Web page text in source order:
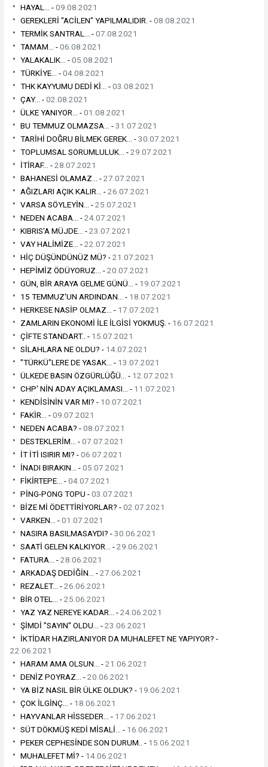
HAYAL... -09.08.2021
GEREKLERİ "ACİLEN" YAPILMALIDIR. -08.08.2021
TERMİK SANTRAL... -07.08.2021
TAMAM... -06.08.2021
YALAKALIK... -05.08.2021
TÜRKİYE... -04.08.2021
THK KAYYUMU DEDİ Kİ... -03.08.2021
ÇAY... -02.08.2021
ÜLKE YANIYOR... -01.08.2021
BU TEMMUZ OLMAZSA... -31.07.2021
TARİHİ DOĞRU BİLMEK GEREK... -30.07.2021
TOPLUMSAL SORUMLULUK... -29.07.2021
İTİRAF... -28.07.2021
BAHANESİ OLAMAZ... -27.07.2021
AĞIZLARI AÇIK KALIR... -26.07.2021
VARSA SÖYLEYİN... -25.07.2021
NEDEN ACABA... -24.07.2021
KIBRIS'A MÜJDE... -23.07.2021
VAY HALİMİZE... -22.07.2021
HİÇ DÜŞÜNDÜNÜZ MÜ? -21.07.2021
HEPİMİZ ÖDÜYORUZ... -20.07.2021
GÜN, BİR ARAYA GELME GÜNÜ... - 19.07.2021
15 TEMMUZ'UN ARDINDAN... - 18.07.2021
HERKESE NASİP OLMAZ... - 17.07.2021
ZAMLARIN EKONOMİ İLE İLGİSİ YOKMUŞ. - 16.07.2021
ÇİFTE STANDART.. - 15.07.2021
SİLAHLARA NE OLDU? - 14.07.2021
"TÜRKÜ"LERE DE YASAK... - 13.07.2021
ÜLKEDE BASIN ÖZGÜRLÜĞÜ... - 12.07.2021
CHP' NİN ADAY AÇIKLAMASI... - 11.07.2021
KENDİSİNİN VAR MI? - 10.07.2021
FAKİR... -09.07.2021
NEDEN ACABA? -08.07.2021
DESTEKLERİM... -07.07.2021
İT İTİ ISIRIR MI? -06.07.2021
İNADI BIRAKIN... -05.07.2021
FİKİRTEPE... -04.07.2021
PİNG-PONG TOPU -03.07.2021
BİZE Mİ ÖDETTİRİYORLAR? -02.07.2021
VARKEN... -01.07.2021
NASIRA BASILMASAYDI? -30.06.2021
SAATİ GELEN KALKIYOR... -29.06.2021
FATURA... -28.06.2021
ARKADAŞ DEDİĞİN... -27.06.2021
REZALET... -26.06.2021
BİR OTEL... -25.06.2021
YAZ YAZ NEREYE KADAR... -24.06.2021
ŞİMDİ "SAYIN" OLDU... -23.06.2021
İKTİDAR HAZIRLANIYOR DA MUHALEFET NE YAPIYOR? -
22.06.2021
HARAM AMA OLSUN... -21.06.2021
DENİZ POYRAZ... -20.06.2021
YA BİZ NASIL BİR ÜLKE OLDUK? - 19.06.2021
ÇOK İLGİNÇ... - 18.06.2021
HAYVANLAR HİSSEDER... - 17.06.2021
SÜT DÖKMÜŞ KEDİ MİSALİ... - 16.06.2021
PEKER CEPHESİNDE SON DURUM.. - 15.06.2021
MUHALEFET Mİ? - 14.06.2021